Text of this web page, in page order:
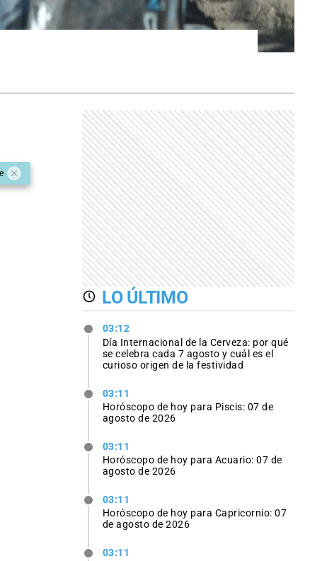
LO ÚLTIMO
03:12
Día Internacional de la Cerveza: por qué
se celebra cada 7 agosto y cuál es el
curioso origen de la festividad
03:11
Horóscopo de hoy para Piscis: 07 de
agosto de 2026
03:11
Horóscopo de hoy para Acuario: 07 de
agosto de 2026
03:11
Horóscopo de hoy para Capricornio: 07
de agosto de 2026
03:11